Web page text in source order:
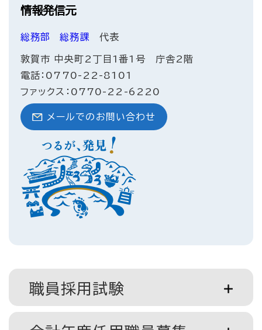
情報発信元
総務部 総務課 代表
敦賀市 中央町2丁目1番1号 庁舎2階
電話：0770-22-8101
ファックス：0770-22-6220
メールでのお問い合わせ
職員採用試験